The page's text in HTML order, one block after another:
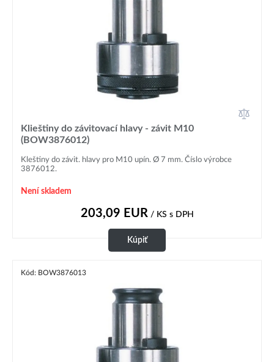
Klieštiny do závitovací hlavy - závit M10
(BOW3876012)
Kleštiny do závit. hlavy pro M10 upín. Ø 7 mm. Číslo výrobce
3876012.
Není skladem
203,09 EUR/ KS s DPH
Kúpiť
Kód: BOW3876013